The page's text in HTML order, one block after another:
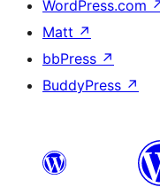
WordPress.com
Matt ↗
bbPress ↗
BuddyPress ↗